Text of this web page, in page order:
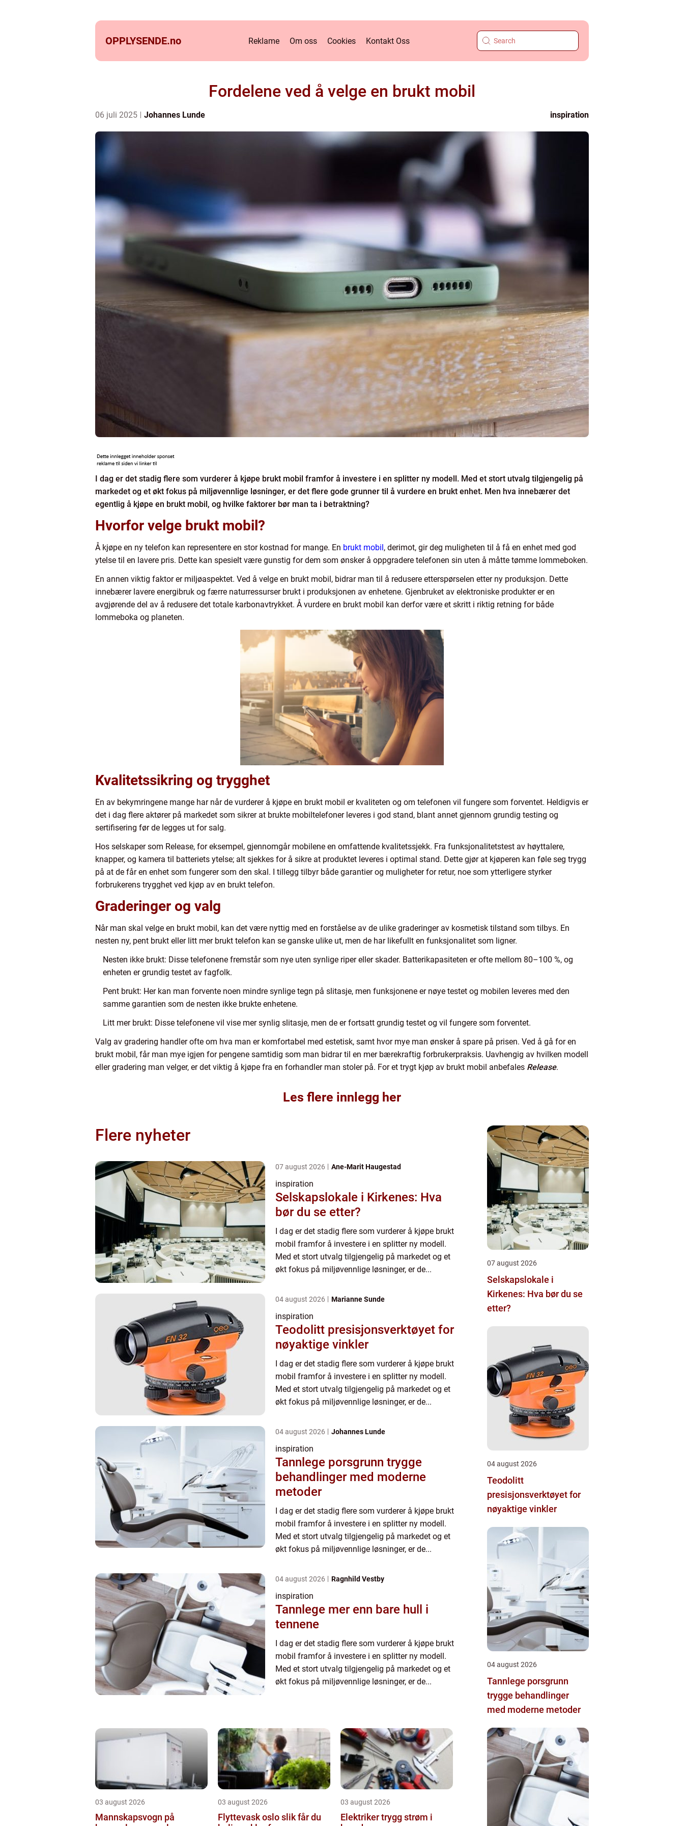
OPPLYSENDE.no Reklame Om oss Cookies Kontakt Oss
Fordelene ved å velge en brukt mobil
06 juli 2025 Johannes Lunde inspiration
I dag er det stadig flere som vurderer å kjøpe brukt mobil framfor å investere i en splitter ny modell. Med et stort utvalg tilgjengelig på
markedet og et økt fokus på miljøvennlige løsninger, er det flere gode grunner til å vurdere en brukt enhet. Men hva innebærer det
egentlig å kjøpe en brukt mobil, og hvilke faktorer bør man ta i betraktning?
Hvorfor velge brukt mobil?
Å kjøpe en ny telefon kan representere en stor kostnad for mange. En brukt mobil, derimot, gir deg muligheten til å få en enhet med god
ytelse til en lavere pris. Dette kan spesielt være gunstig for dem som ønsker å oppgradere telefonen sin uten å måtte tømme lommeboken.
En annen viktig faktor er miljøaspektet. Ved å velge en brukt mobil, bidrar man til å redusere etterspørselen etter ny produksjon. Dette
innebærer lavere energibruk og færre naturressurser brukt i produksjonen av enhetene. Gjenbruket av elektroniske produkter er en
avgjørende del av å redusere det totale karbonavtrykket. Å vurdere en brukt mobil kan derfor være et skritt i riktig retning for både
lommeboka og planeten.
Kvalitetssikring og trygghet
En av bekymringene mange har når de vurderer å kjøpe en brukt mobil er kvaliteten og om telefonen vil fungere som forventet. Heldigvis er
det i dag flere aktører på markedet som sikrer at brukte mobiltelefoner leveres i god stand, blant annet gjennom grundig testing og
sertifisering før de legges ut for salg.
Hos selskaper som Release, for eksempel, gjennomgår mobilene en omfattende kvalitetssjekk. Fra funksjonalitetstest av høyttalere,
knapper, og kamera til batteriets ytelse; alt sjekkes for å sikre at produktet leveres i optimal stand. Dette gjør at kjøperen kan føle seg trygg
på at de får en enhet som fungerer som den skal. I tillegg tilbyr både garantier og muligheter for retur, noe som ytterligere styrker
forbrukerens trygghet ved kjøp av en brukt telefon.
Graderinger og valg
Når man skal velge en brukt mobil, kan det være nyttig med en forståelse av de ulike graderinger av kosmetisk tilstand som tilbys. En
nesten ny, pent brukt eller litt mer brukt telefon kan se ganske ulike ut, men de har likefullt en funksjonalitet som ligner.
Nesten ikke brukt: Disse telefonene fremstår som nye uten synlige riper eller skader. Batterikapasiteten er ofte mellom 80–100 %, og
enheten er grundig testet av fagfolk.
Pent brukt: Her kan man forvente noen mindre synlige tegn på slitasje, men funksjonene er nøye testet og mobilen leveres med den
samme garantien som de nesten ikke brukte enhetene.
Litt mer brukt: Disse telefonene vil vise mer synlig slitasje, men de er fortsatt grundig testet og vil fungere som forventet.
Valg av gradering handler ofte om hva man er komfortabel med estetisk, samt hvor mye man ønsker å spare på prisen. Ved å gå for en
brukt mobil, får man mye igjen for pengene samtidig som man bidrar til en mer bærekraftig forbrukerpraksis. Uavhengig av hvilken modell
eller gradering man velger, er det viktig å kjøpe fra en forhandler man stoler på. For et trygt kjøp av brukt mobil anbefales Release.
Les flere innlegg her
Flere nyheter
07 august 2026 Ane-Marit Haugestad
inspiration
Selskapslokale i Kirkenes: Hva
bør du se etter?
I dag er det stadig flere som vurderer å kjøpe brukt
mobil framfor å investere i en splitter ny modell.
Med et stort utvalg tilgjengelig på markedet og et
økt fokus på miljøvennlige løsninger, er de...
04 august 2026 Marianne Sunde
inspiration
Teodolitt presisjonsverktøyet for
nøyaktige vinkler
I dag er det stadig flere som vurderer å kjøpe brukt
mobil framfor å investere i en splitter ny modell.
Med et stort utvalg tilgjengelig på markedet og et
økt fokus på miljøvennlige løsninger, er de...
04 august 2026 Johannes Lunde
inspiration
Tannlege porsgrunn trygge
behandlinger med moderne
metoder
I dag er det stadig flere som vurderer å kjøpe brukt
mobil framfor å investere i en splitter ny modell.
Med et stort utvalg tilgjengelig på markedet og et
økt fokus på miljøvennlige løsninger, er de...
04 august 2026 Ragnhild Vestby
inspiration
Tannlege mer enn bare hull i
tennene
I dag er det stadig flere som vurderer å kjøpe brukt
mobil framfor å investere i en splitter ny modell.
Med et stort utvalg tilgjengelig på markedet og et
økt fokus på miljøvennlige løsninger, er de...
03 august 2026
Mannskapsvogn på
03 august 2026
Flyttevask oslo slik får du
03 august 2026
Elektriker trygg strøm i
07 august 2026
Selskapslokale i
Kirkenes: Hva bør du se
etter?
04 august 2026
Teodolitt
presisjonsverktøyet for
nøyaktige vinkler
04 august 2026
Tannlege porsgrunn
trygge behandlinger
med moderne metoder